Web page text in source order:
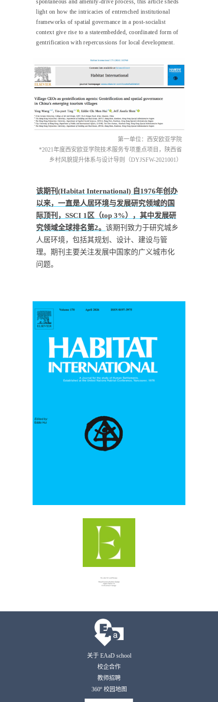
spontaneous and amenity-drive process, this article sheds
light on how the intricacies of entrenched institutional
frameworks of spatial governance in a post-socialist
context give rise to a stateembedded, coordinated form of
gentrification with repercussions for local development.
第一单位：西安欧亚学院
*2021年度西安欧亚学院技术服务专项重点项目，陕西省
乡村风貌提升体系与设计导则（DYJSFW-2021001）
该期刊(Habitat International) 自1976年创办
以来，一直是人居环境与发展研究领域的国
际顶刊，SSCI 1区（top 3%），其中发展研
究领域全球排名第2。该期刊致力于研究城乡
人居环境，包括其规划、设计、建设与管
理。期刊主要关注发展中国家的广义城市化
问题。
关于 EAaD school
校企合作
教师招聘
360º 校园地图